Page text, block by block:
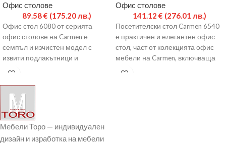
Офис столове
89.58€ (175.20 лв.)
Офис стол 6080 от серията
офис столове на Carmen е
семпъл и изчистен модел с
извити подлакътници и
регулируем люлеещ
Офис столове
141.12 € (276.01 лв.)
Посетителски стол Carmen 6540
е практичен и елегантен офис
стол, част от колекцията офис
мебели на Carmen, включваща
президентски столове,
Мебели Торо — индивидуален
дизайн и изработка на мебели